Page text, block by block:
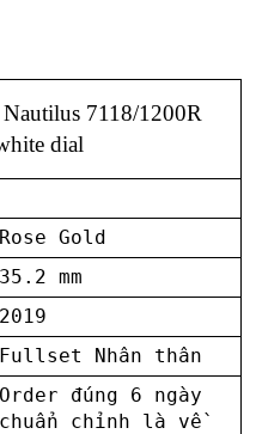
7118/1200R
dial
Rose Gold
35.2 mm
2019
Fullset Nhân thân
Order đúng 6 ngày
chuẩn chỉnh là về